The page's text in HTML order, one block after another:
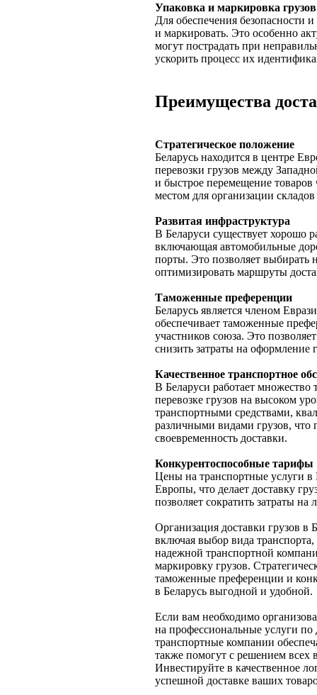
Упаковка и маркировка грузов
Для обеспечения безопасности
и маркировать. Это особенно
могут пострадать при
ускорить процесс их
Преимущества
Стратегическое положение
Беларусь находится в центре
перевозки грузов между
и быстрое перемещение товаров
местом для организации
Развитая инфраструктура
В Беларуси существует хорошо
включающая автомобильные
порты. Это позволяет выбирать
оптимизировать маршруты
Таможенные преференции
Беларусь является членом
обеспечивает таможенные
участников союза. Это
снизить затраты на оформление
Качественное транспортное
В Беларуси работает
перевозке грузов на высоком
транспортными средствами,
различными видами грузов, что
своевременность доставки.
Конкурентоспособные тарифы
Цены на транспортные услуги в
Европы, что делает доставку
позволяет сократить затраты
Организация доставки грузов в
включая выбор вида
надежной транспортной
маркировку грузов.
таможенные преференции и
в Беларусь выгодной и удобной.
Если вам необходимо
на профессиональные услуги по
транспортные компании
также помогут с решением всех
Инвестируйте в качественное
успешной доставке ваших